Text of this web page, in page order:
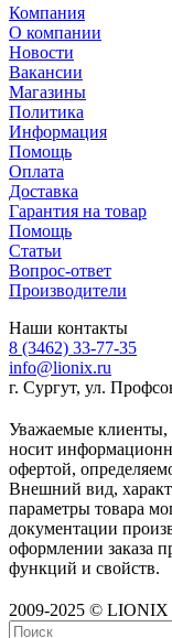
Компания
О компании
Новости
Вакансии
Магазины
Политика
Информация
Помощь
Оплата
Доставка
Гарантия на товар
Помощь
Статьи
Вопрос-ответ
Производители
Наши контакты
8 (3462) 33-77-35
info@lionix.ru
г. Сургут, ул.
Уважаемые клиенты,
носит
офертой,
Внешний вид,
параметры товара
документации
оформлении заказа
функций и свойств.
2009-2025 © LIONIX